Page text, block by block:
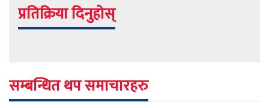
प्रतिक्रिया दिनुहोस्
सम्बन्धित थप समाचारहरु